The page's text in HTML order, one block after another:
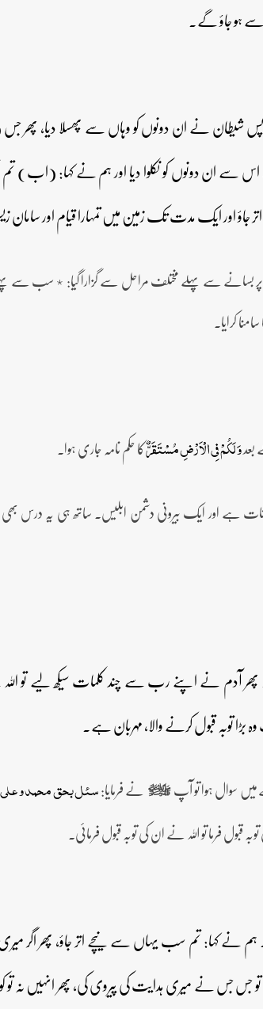
ہو جاؤ گے۔
شیطان نے ان دونوں کو وہاں سے پھسلا دیا، پھر
سے ان دونوں کو نکلوا دیا اور ہم نے کہا:
جاؤ اور ایک مدت تک زمین میں تمہارا قیام اور
پر بسانے سے پہلے مختلف مراحل سے گزارا گیا: ٭ سب سے
کرایا۔
وَ لَکُمۡ فِی الۡاَرۡضِ مُسۡتَقَرٌّکا حکم نامہ جاری ہوا۔
ہے اور ایک بیرونی دشمن ابلیس۔ ساتھ ہی یہ درس بھی
پھر آدم نے اپنے رب سے چند کلمات سیکھ لیے تو
توبہ قبول کرنے والا، مہربان ہے۔
سوال ہوا تو آپصلى‌الله‌عليه‌وآله‌وسلم نے فرمایا:سئل بحق محمد و علی
قبول فرما تو اللہ نے ان کی توبہ قبول فرمائی۔
ہم نے کہا: تم سب یہاں سے نیچے اتر جاؤ، پھر
تو جس جس نے میری ہدایت کی پیروی کی، پھر انہیں نہ تو